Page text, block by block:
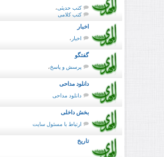
کتب حدیثی،
کتب کلامی
اخبار
اخبار ،
گفتگو
پرسش و پاسخ،
دانلود مداحی
دانلود مداحی
بخش داخلی
ارتباط با مسئول سایت
تاریخ